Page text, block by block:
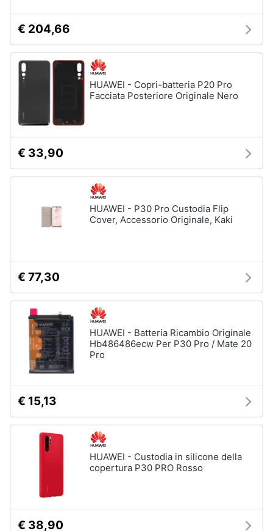
€ 204,66
HUAWEI - Copri-batteria P20 Pro
Facciata Posteriore Originale Nero
€ 33,90
HUAWEI - P30 Pro Custodia Flip
Cover, Accessorio Originale, Kaki
€ 77,30
HUAWEI - Batteria Ricambio Originale
Hb486486ecw Per P30 Pro / Mate 20
Pro
€ 15,13
HUAWEI - Custodia in silicone della
copertura P30 PRO Rosso
€ 38,90